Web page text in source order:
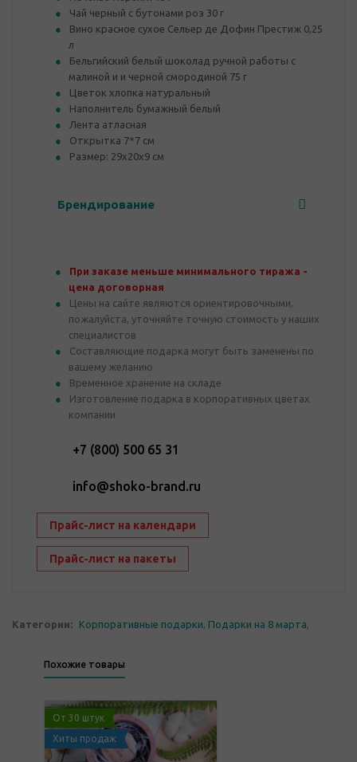
Чай черный с бутонами роз 30 г
Вино красное сухое Сельер де Дофин Престиж 0,25
л
Бельгийский белый шоколад ручной работы с
малиной и и черной смородиной 75 г
Цветок хлопка натуральный
Наполнитель бумажный белый
Лента атласная
Открытка 7*7 см
Размер: 29х20х9 см
Брендирование
При заказе меньше минимального тиража -
цена договорная
Цены на сайте являются ориентировочными,
пожалуйста, уточняйте точную стоимость у наших
специалистов
Составляющие подарка могут быть заменены по
вашему желанию
Временное хранение на складе
Изготовление подарка в корпоративных цветах
компании
+7 (800) 500 65 31
info@shoko-brand.ru
Прайс-лист на календари
Прайс-лист на пакеты
Категории: Корпоративные подарки, Подарки на 8 марта,
Похожие товары
От 30 штук
Хиты продаж